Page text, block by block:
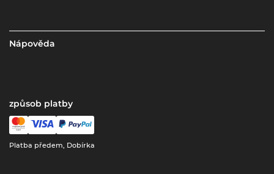
Nápověda
způsob platby
Platba předem, Dobírka